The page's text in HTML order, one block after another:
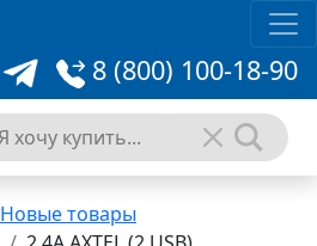
8 (800) 100-18-90
Новые товары